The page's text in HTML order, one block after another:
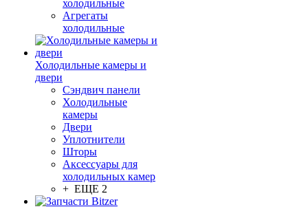
холодильные
Агрегаты
холодильные
Холодильные камеры и
двери
Сэндвич панели
Холодильные
камеры
Двери
Уплотнители
Шторы
Аксессуары для
холодильных камер
+ ЕЩЕ 2